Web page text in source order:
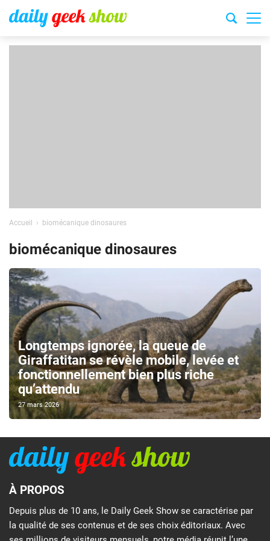
Accueil biomécanique dinosaures
biomécanique dinosaures
Longtemps ignorée, la queue de
Giraffatitan se révèle mobile, levée et
fonctionnellement bien plus riche
qu’attendu
27 mars 2026
À PROPOS
Depuis plus de 10 ans, le Daily Geek Show se caractérise par
la qualité de ses contenus et de ses choix éditoriaux. Avec